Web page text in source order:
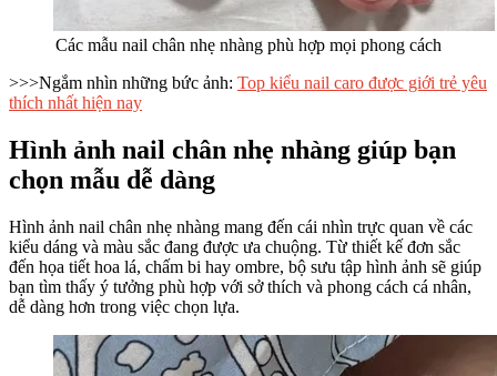
Các mẫu nail chân nhẹ nhàng phù hợp mọi phong cách
>>>Ngắm nhìn những bức ảnh: Top kiểu nail caro được giới trẻ yêu
thích nhất hiện nay
Hình ảnh nail chân nhẹ nhàng giúp bạn
chọn mẫu dễ dàng
Hình ảnh nail chân nhẹ nhàng mang đến cái nhìn trực quan về các
kiểu dáng và màu sắc đang được ưa chuộng. Từ thiết kế đơn sắc
đến họa tiết hoa lá, chấm bi hay ombre, bộ sưu tập hình ảnh sẽ giúp
bạn tìm thấy ý tưởng phù hợp với sở thích và phong cách cá nhân,
dễ dàng hơn trong việc chọn lựa.